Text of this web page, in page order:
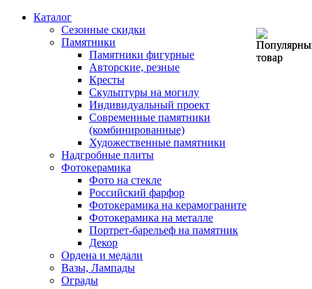
Каталог
Сезонные скидки
Памятники
Памятники фигурные
Авторские, резные
Кресты
Скульптуры на могилу
Индивидуальный проект
Современные памятники
(комбинированные)
Художественные памятники
Надгробные плиты
Фотокерамика
Фото на стекле
Российский фарфор
Фотокерамика на керамограните
Фотокерамика на металле
Портрет-барельеф на памятник
Декор
Ордена и медали
Вазы, Лампады
Ограды